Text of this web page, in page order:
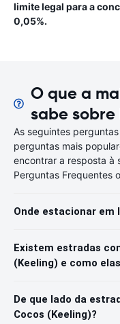
limite legal para a
0,05%.
O que a
sabe sobre
As seguintes
perguntas mais
encontrar a resposta à
Perguntas Frequentes
Onde estacionar em
Existem estradas
(Keeling) e como
De que lado da
Cocos (Keeling)?